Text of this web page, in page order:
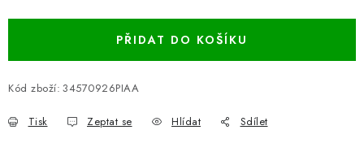
PŘIDAT DO KOŠÍKU
Kód zboží: 34570926PIAA
Tisk Zeptat se Hlídat Sdílet